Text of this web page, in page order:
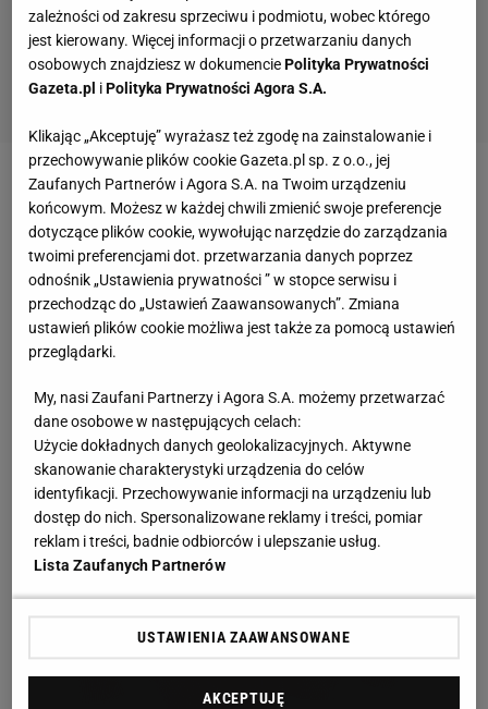
zależności od zakresu sprzeciwu i podmiotu, wobec którego
jest kierowany. Więcej informacji o przetwarzaniu danych
osobowych znajdziesz w dokumenciePolityka Prywatności
Gazeta.pl iPolityka Prywatności Agora S.A.
Klikając „Akceptuję” wyrażasz też zgodę na zainstalowanie i
przechowywanie plików cookie Gazeta.pl sp. z o.o., jej
Zaufanych Partnerów i Agora S.A. na Twoim urządzeniu
końcowym. Możesz w każdej chwili zmienić swoje preferencje
dotyczące plików cookie, wywołując narzędzie do zarządzania
twoimi preferencjami dot. przetwarzania danych poprzez
odnośnik „Ustawienia prywatności ” w stopce serwisu i
przechodząc do „Ustawień Zaawansowanych”. Zmiana
ustawień plików cookie możliwa jest także za pomocą ustawień
przeglądarki.
My, nasi Zaufani Partnerzy i Agora S.A. możemy przetwarzać
dane osobowe w następujących celach:
Użycie dokładnych danych geolokalizacyjnych. Aktywne
skanowanie charakterystyki urządzenia do celów
identyfikacji. Przechowywanie informacji na urządzeniu lub
dostęp do nich. Spersonalizowane reklamy i treści, pomiar
reklam i treści, badnie odbiorców i ulepszanie usług.
Lista Zaufanych Partnerów
USTAWIENIA ZAAWANSOWANE
AKCEPTUJĘ